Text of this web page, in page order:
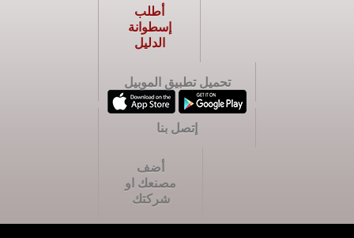
أطلب
إسطوانة
الدليل
تحميل تطبيق الموبيل
إتصل بنا
أضف
مصنعك او
شركتك